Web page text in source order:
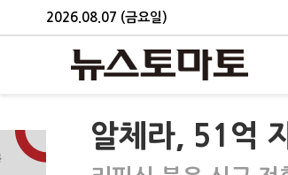
2026.08.07 (금요일)
알체라, 51억